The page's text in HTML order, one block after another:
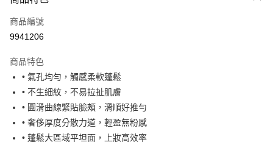
POYA支付
信用卡一次付款
LINE Pay
Apple Pay
街口支付
悠遊付
商品編號
9941206
商品特色
• 氣孔均勻，觸感柔軟蓬鬆
• 不生細紋，不易拉扯肌膚
• 圓滑曲線緊貼臉頰，滑順好推勻
• 奢侈厚度分散力道，輕盈無粉感
• 蓬鬆大區域平坦面，上妝高效率